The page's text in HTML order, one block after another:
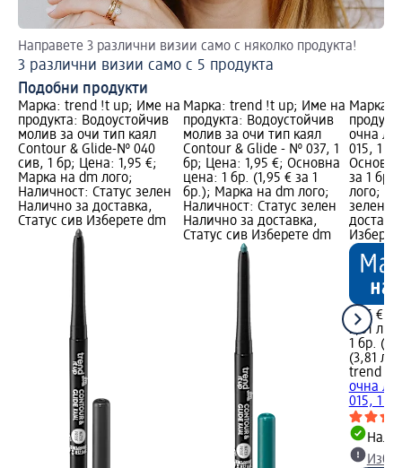
Направете 3 различни визии само с няколко продукта!
3 различни визии само с 5 продукта
Подобни продукти
Марка: trend !t up; Име на
продукта: Водоустойчив
молив за очи тип каял
Contour & Glide-№ 040
сив, 1 бр; Цена: 1,95 €;
Марка на dm лого;
Наличност: Статус зелен
Налично за доставка,
Статус сив Изберете dm
Марка: trend !t up; Име на
продукта: Водоустойчив
молив за очи тип каял
Contour & Glide - № 037, 1
бр; Цена: 1,95 €; Основна
цена: 1 бр. (1,95 € за 1
бр.); Марка на dm лого;
Наличност: Статус зелен
Налично за доставка,
Статус сив Изберете dm
Марка:
очна
015, 1
за 1
лого;
зелен
1,95 €
3,81 лв.
1 бр.
(3,81
trend !t
очна
015, 1 бр